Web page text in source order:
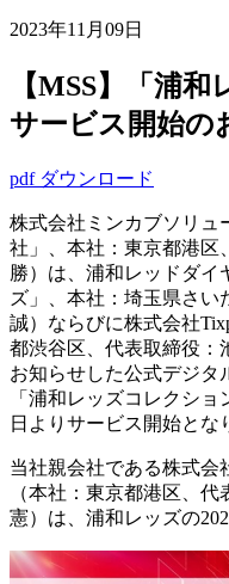
2023年11月09日
【MSS】「浦
サービス開始の
pdf ダウンロード
株式会社ミンカブソリュ
社」、本社：東京都港
勝）は、浦和レッドダイ
ズ」、本社：埼玉県さい
誠）ならびに株式会社
都渋谷区、代表取締役：
お知らせした公式デジタ
「浦和レッズコレクシ
日よりサービス開始とな
当社親会社である株式会
（本社：東京都港区、
憲）は、浦和レッズの